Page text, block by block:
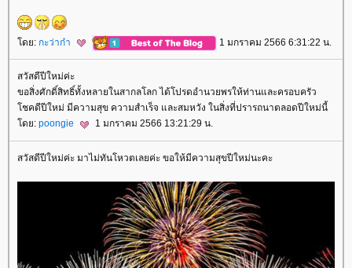
ดย: กะว่าก๋า 1 มกราคม 2566 6:31:22 น.
สวัสดีปีใหม่ค่ะ
ขอสิ่งศักดิ์สิทธิ์ทั้งหลายในสากลโลก ได้โปรดอำนวยพรให้ท่านและครอบครัว
ชคดีปีใหม่ มีความสุข ความสำเร็จ และสมหวัง ในสิ่งที่ปรารถนาตลอดปีใหม่นี้
ดย: poongie 1 มกราคม 2566 13:21:29 น.
สวัสดีปีใหม่ค่ะ มาไม่ทันโหวตเลยค่ะ ขอให้มีความสุขปีใหม่นะคะ